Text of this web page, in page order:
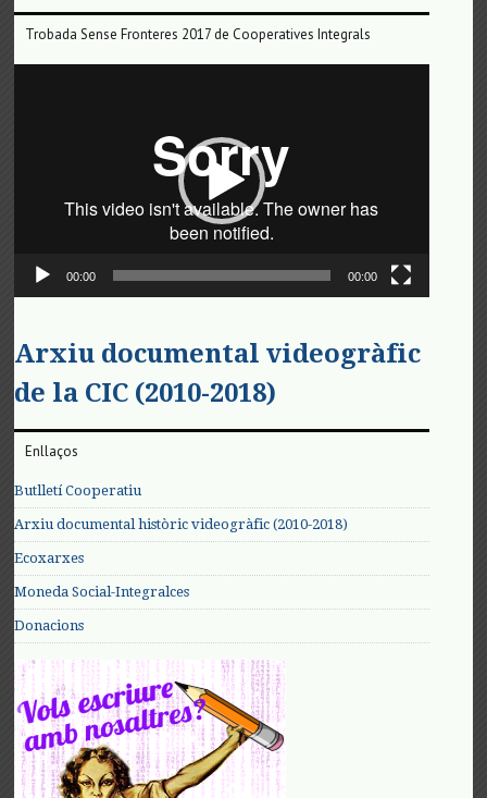
Trobada Sense Fronteres 2017 de Cooperatives Integrals
00:00 00:00
Arxiu documental videogràfic
de la CIC (2010-2018)
Enllaços
Butlletí Cooperatiu
Arxiu documental històric videogràfic (2010-2018)
Ecoxarxes
Moneda Social-Integralces
Donacions